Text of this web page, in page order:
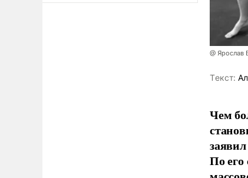
@ Ярослав
Tекст:
Чем
По его